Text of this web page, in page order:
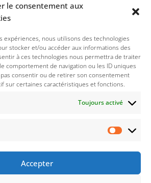
le consentement aux
expériences, nous utilisons des technologies
stocker et/ou accéder aux informations des
à ces technologies nous permettra de traiter
comportement de navigation ou les ID uniques
consentir ou de retirer son consentement
sur certaines caractéristiques et fonctions.
Toujours activé
Accepter
(UE)
: